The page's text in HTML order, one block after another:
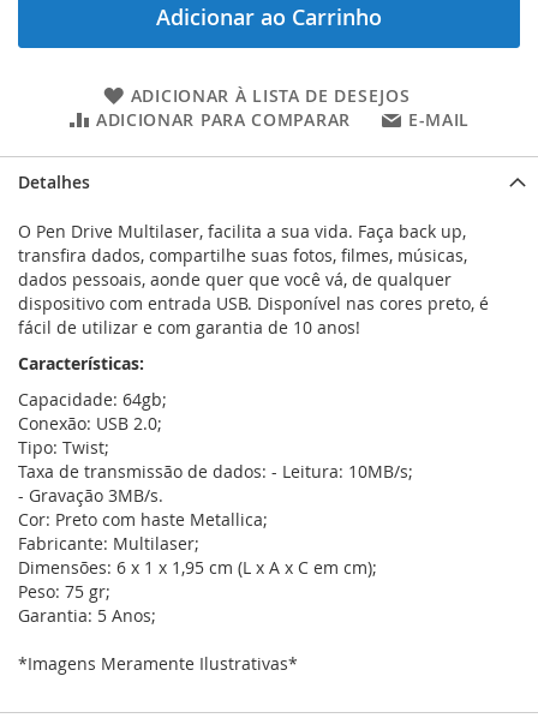
Adicionar ao Carrinho
ADICIONAR À LISTA DE DESEJOS
ADICIONAR PARA COMPARAR
E-MAIL
Detalhes
O Pen Drive Multilaser, facilita a sua vida. Faça back up,
transfira dados, compartilhe suas fotos, filmes, músicas,
dados pessoais, aonde quer que você vá, de qualquer
dispositivo com entrada USB. Disponível nas cores preto, é
fácil de utilizar e com garantia de 10 anos!
Características:
Capacidade: 64gb;
Conexão: USB 2.0;
Tipo: Twist;
Taxa de transmissão de dados: - Leitura: 10MB/s;
- Gravação 3MB/s.
Cor: Preto com haste Metallica;
Fabricante: Multilaser;
Dimensões: 6 x 1 x 1,95 cm (L x A x C em cm);
Peso: 75 gr;
Garantia: 5 Anos;
*Imagens Meramente Ilustrativas*